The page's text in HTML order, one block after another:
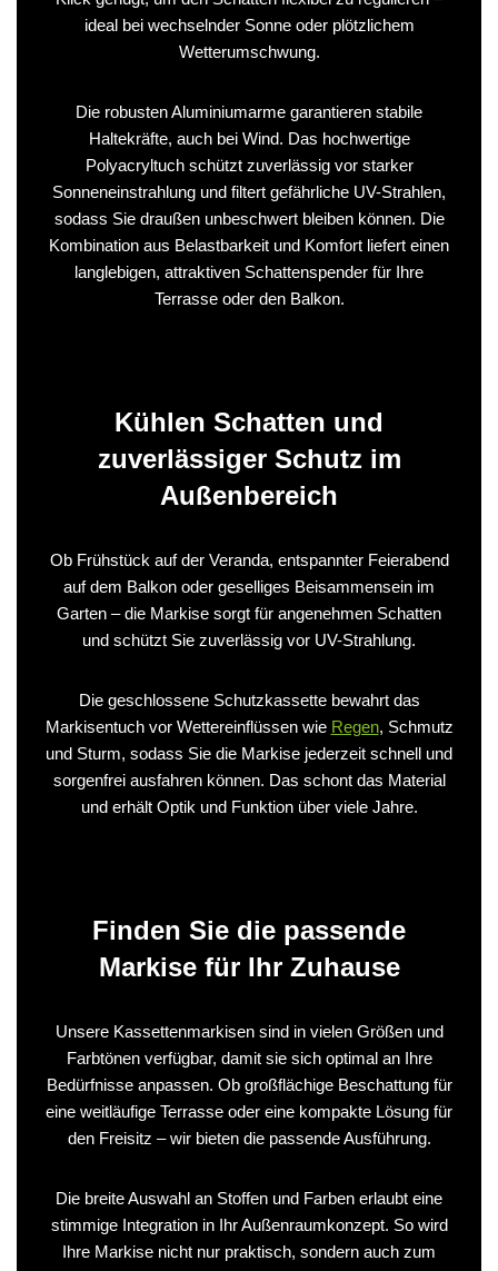
ideal bei wechselnder Sonne oder plötzlichem
Wetterumschwung.
Die robusten Aluminiumarme garantieren stabile
Haltekräfte, auch bei Wind. Das hochwertige
Polyacryltuch schützt zuverlässig vor starker
Sonneneinstrahlung und filtert gefährliche UV-Strahlen,
sodass Sie draußen unbeschwert bleiben können. Die
Kombination aus Belastbarkeit und Komfort liefert einen
langlebigen, attraktiven Schattenspender für Ihre
Terrasse oder den Balkon.
Kühlen Schatten und
zuverlässiger Schutz im
Außenbereich
Ob Frühstück auf der Veranda, entspannter Feierabend
auf dem Balkon oder geselliges Beisammensein im
Garten – die Markise sorgt für angenehmen Schatten
und schützt Sie zuverlässig vor UV-Strahlung.
Die geschlossene Schutzkassette bewahrt das
Markisentuch vor Wettereinflüssen wie Regen, Schmutz
und Sturm, sodass Sie die Markise jederzeit schnell und
sorgenfrei ausfahren können. Das schont das Material
und erhält Optik und Funktion über viele Jahre.
Finden Sie die passende
Markise für Ihr Zuhause
Unsere Kassettenmarkisen sind in vielen Größen und
Farbtönen verfügbar, damit sie sich optimal an Ihre
Bedürfnisse anpassen. Ob großflächige Beschattung für
eine weitläufige Terrasse oder eine kompakte Lösung für
den Freisitz – wir bieten die passende Ausführung.
Die breite Auswahl an Stoffen und Farben erlaubt eine
stimmige Integration in Ihr Außenraumkonzept. So wird
Ihre Markise nicht nur praktisch, sondern auch zum